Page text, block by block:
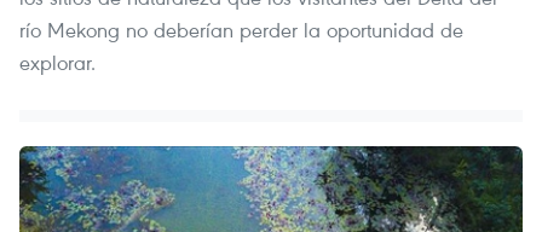
río Mekong no deberían perder la oportunidad de
explorar.